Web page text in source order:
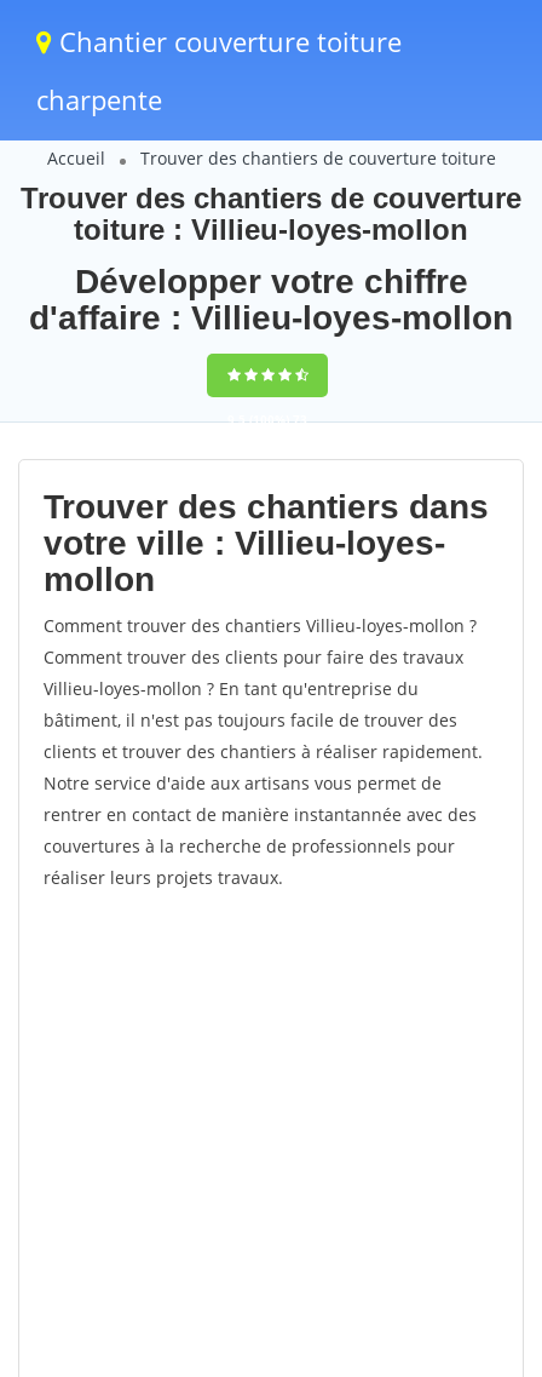
Chantier couverture toiture
charpente
Accueil Trouver des chantiers de couverture toiture
Trouver des chantiers de couverture
toiture : Villieu-loyes-mollon
Développer votre chiffre
d'affaire : Villieu-loyes-mollon
9,5(100%)73
votes
Trouver des chantiers dans
votre ville : Villieu-loyes-
mollon
Comment trouver des chantiers Villieu-loyes-mollon ?
Comment trouver des clients pour faire des travaux
Villieu-loyes-mollon ? En tant qu'entreprise du
bâtiment, il n'est pas toujours facile de trouver des
clients et trouver des chantiers à réaliser rapidement.
Notre service d'aide aux artisans vous permet de
rentrer en contact de manière instantannée avec des
couvertures à la recherche de professionnels pour
réaliser leurs projets travaux.